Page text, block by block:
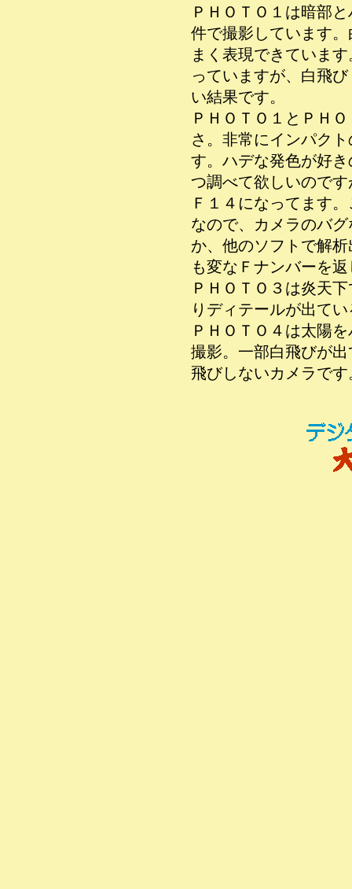
ＰＨＯＴＯ１は暗部
件で撮影しています
まく表現できていま
っていますが、白飛
い結果です。
ＰＨＯＴＯ１とＰＨ
さ。非常にインパク
す。ハデな発色が好
つ調べて欲しいので
Ｆ１４になってます
なので、カメラのバ
か、他のソフトで解
も変なＦナンバーを
ＰＨＯＴＯ３は炎天
りディテールが出て
ＰＨＯＴＯ４は太陽
撮影。一部白飛びが
飛びしないカメラです